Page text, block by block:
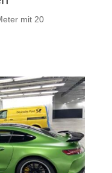
mit 20